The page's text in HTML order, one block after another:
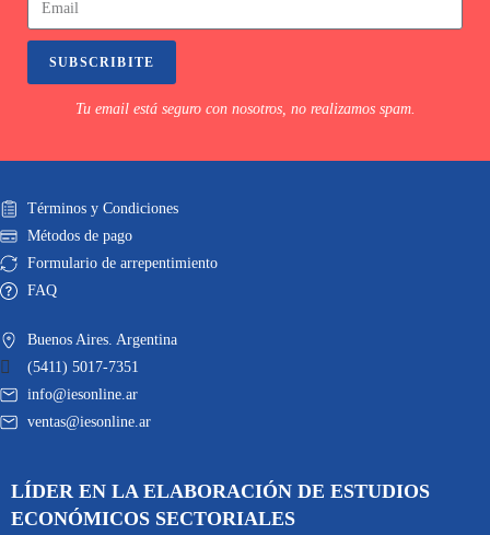
SUBSCRIBITE
Tu email está seguro con nosotros, no realizamos spam.
Términos y Condiciones
Métodos de pago
Formulario de arrepentimiento
FAQ
Buenos Aires. Argentina
(5411) 5017-7351
info@iesonline.ar
ventas@iesonline.ar
LÍDER EN LA ELABORACIÓN DE ESTUDIOS
ECONÓMICOS SECTORIALES